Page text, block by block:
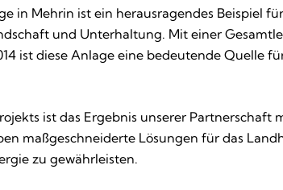
in Mehrin ist ein herausragendes Beispiel
und Unterhaltung. Mit einer
ist diese Anlage eine bedeutende Quelle
ist das Ergebnis unserer Partnerschaft
maßgeschneiderte Lösungen für das
zu gewährleisten.